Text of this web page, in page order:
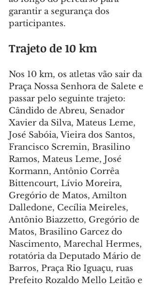
garantir a segurança dos
participantes.
Trajeto de 10 km
Nos 10 km, os atletas vão sair da
Praça Nossa Senhora de Salete e
passar pelo seguinte trajeto:
Cândido de Abreu, Senador
Xavier da Silva, Mateus Leme,
José Sabóia, Vieira dos Santos,
Francisco Scremin, Brasilino
Ramos, Mateus Leme, José
Kormann, Antônio Corrêa
Bittencourt, Lívio Moreira,
Gregório de Matos, Amilton
Dalledone, Cecília Meireles,
Antônio Biazzetto, Gregório de
Matos, Brasilino Garcez do
Nascimento, Marechal Hermes,
rotatória da Deputado Mário de
Barros, Praça Rio Iguaçu, ruas
Prefeito Rozaldo Mello Leitão e